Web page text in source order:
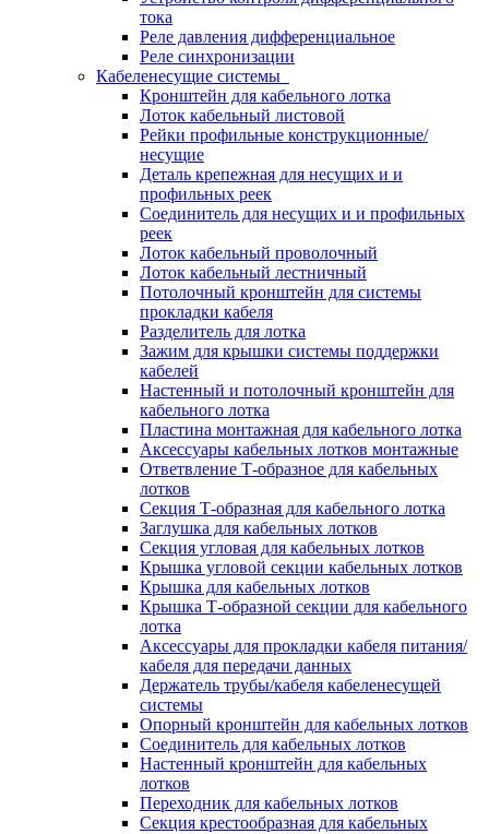
тока
Реле давления дифференциальное
Реле синхронизации
Кабеленесущие системы
Кронштейн для кабельного лотка
Лоток кабельный листовой
Рейки профильные конструкционные/
несущие
Деталь крепежная для несущих и и
профильных реек
Соединитель для несущих и и профильных
реек
Лоток кабельный проволочный
Лоток кабельный лестничный
Потолочный кронштейн для системы
прокладки кабеля
Разделитель для лотка
Зажим для крышки системы поддержки
кабелей
Настенный и потолочный кронштейн для
кабельного лотка
Пластина монтажная для кабельного лотка
Аксессуары кабельных лотков монтажные
Ответвление Т-образное для кабельных
лотков
Секция Т-образная для кабельного лотка
Заглушка для кабельных лотков
Секция угловая для кабельных лотков
Крышка угловой секции кабельных лотков
Крышка для кабельных лотков
Крышка Т-образной секции для кабельного
лотка
Аксессуары для прокладки кабеля питания/
кабеля для передачи данных
Держатель трубы/кабеля кабеленесущей
системы
Опорный кронштейн для кабельных лотков
Соединитель для кабельных лотков
Настенный кронштейн для кабельных
лотков
Переходник для кабельных лотков
Секция крестообразная для кабельных